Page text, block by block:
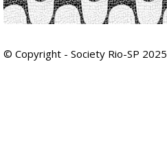
© Copyright - Society Rio-SP 2025